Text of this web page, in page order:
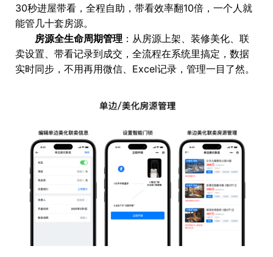
30秒进屋带看，全程自助，带看效率翻10倍，一个人就
能管几十套房源。
房源全生命周期管理 ：从房源上架、装修美化、联
卖设置、带看记录到成交，全流程在系统里搞定，数据
实时同步，不用再用微信、Excel记录，管理一目了然。